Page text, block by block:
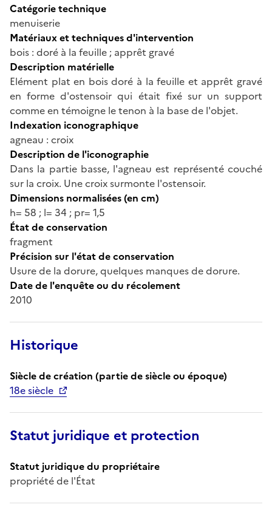
Catégorie technique
menuiserie
Matériaux et techniques d'intervention
bois : doré à la feuille ; apprêt gravé
Description matérielle
Elément plat en bois doré à la feuille et apprêt gravé
en forme d'ostensoir qui était fixé sur un support
comme en témoigne le tenon à la base de l'objet.
Indexation iconographique
agneau : croix
Description de l'iconographie
Dans la partie basse, l'agneau est représenté couché
sur la croix. Une croix surmonte l'ostensoir.
Dimensions normalisées (en cm)
h= 58 ; l= 34 ; pr= 1,5
État de conservation
fragment
Précision sur l'état de conservation
Usure de la dorure, quelques manques de dorure.
Date de l'enquête ou du récolement
2010
Historique
Siècle de création (partie de siècle ou époque)
18e siècle
Statut juridique et protection
Statut juridique du propriétaire
propriété de l'État